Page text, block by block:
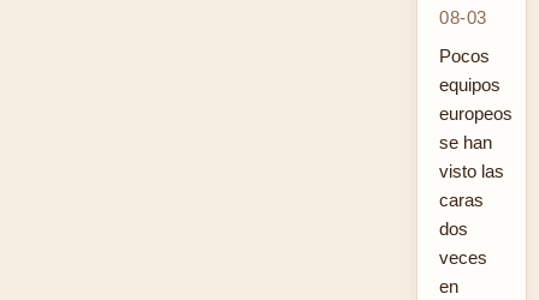
08-03
Pocos
equipos
europeos
se han
visto las
caras
dos
veces
en